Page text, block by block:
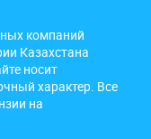
компаний
Казахстана
носит
характер. Все
на